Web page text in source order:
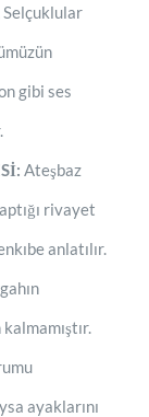
Selçuklular
gibi ses
Ateşbaz
rivayet
anlatılır.
ayaklarını